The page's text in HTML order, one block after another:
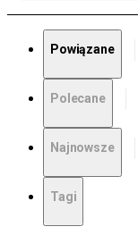
Powiązane
Polecane
Najnowsze
Tagi